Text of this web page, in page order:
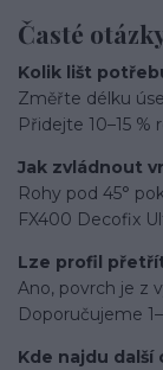
Časté
Kolik lišt
Změřte délku
Přidejte 10–15
Jak zvládnout
Rohy pod 45°
FX400 Decofix
Lze profil
Ano, povrch je z
Doporučujeme
Kde najdu další